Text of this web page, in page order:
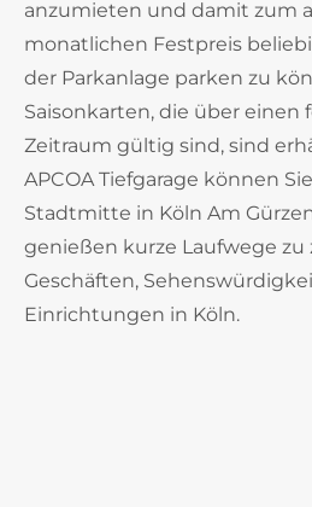
anzumieten und damit zum
monatlichen Festpreis
der Parkanlage parken zu
Saisonkarten, die über einen
Zeitraum gültig sind, sind
APCOA Tiefgarage können
Stadtmitte in Köln Am
genießen kurze Laufwege zu
Geschäften,
Einrichtungen in Köln.